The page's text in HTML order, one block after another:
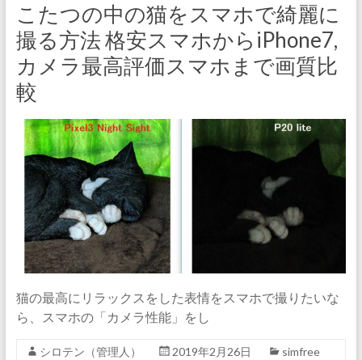
こたつの中の猫をスマホで綺麗に
撮る方法 格安スマホからiPhone7,
カメラ最高評価スマホまで画質比
較
猫の最高にリラックスをした表情をスマホで撮りたいな
ら、スマホの「カメラ性能」をし
シロテン（管理人） 2019年2月26日
simfree